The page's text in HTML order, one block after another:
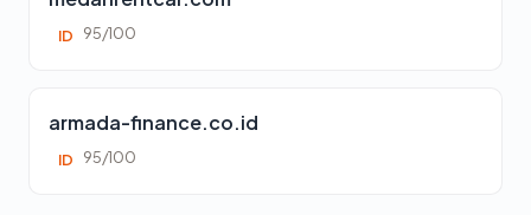
ID 95/100
armada-finance.co.id
ID 95/100